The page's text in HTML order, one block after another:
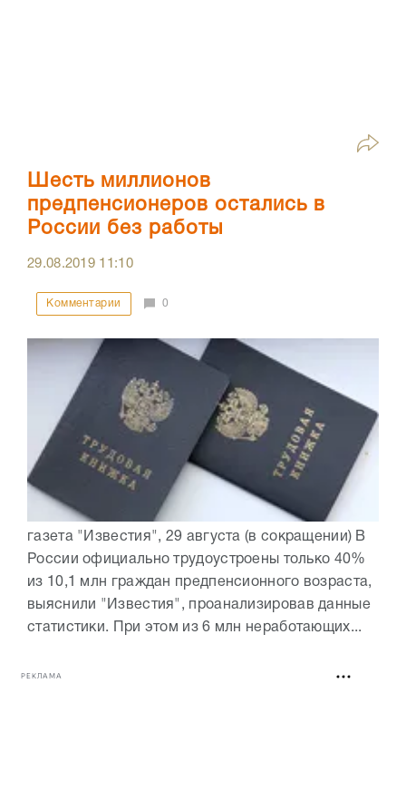
Шесть миллионов
предпенсионеров остались в
России без работы
29.08.2019 11:10
Комментарии 0
газета "Известия", 29 августа (в сокращении) В
России официально трудоустроены только 40%
из 10,1 млн граждан предпенсионного возраста,
выяснили "Известия", проанализировав данные
статистики. При этом из 6 млн неработающих...
РЕКЛАМА